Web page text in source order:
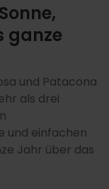
ganze
und Patacona
als drei
und einfachen
Jahr über das